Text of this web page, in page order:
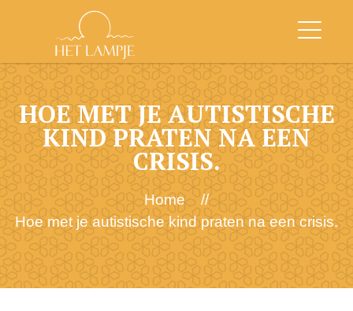
HOE MET JE AUTISTISCHE
KIND PRATEN NA EEN
CRISIS.
Home
//
Hoe met je autistische kind praten na een crisis.